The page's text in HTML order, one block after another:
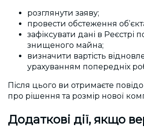
розглянути заяву;
провести обстеження
зафіксувати дані в Реєстрі
знищеного майна;
визначити вартість
урахуванням попередніх
Після цього ви отримаєте
про рішення та розмір нової
Додаткові дії, якщо